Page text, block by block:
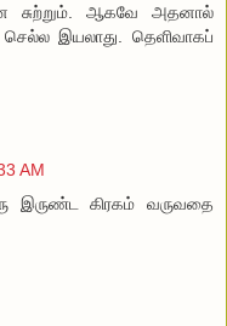
சுற்றும். ஆகவே அதனால்
இயலாது. தெளிவாகப்
AM
இருண்ட கிரகம் வருவதை